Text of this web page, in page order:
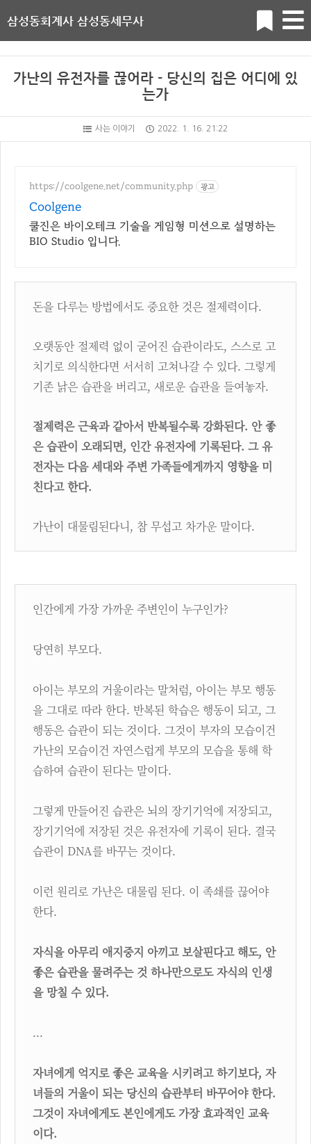
삼성동회계사 삼성동세무사
가난의 유전자를 끊어라 - 당신의 집은 어디에 있
는가
사는 이야기 2022. 1. 16. 21:22
https://coolgene.net/community.php 광고
Coolgene
쿨진은 바이오테크 기술을 게임형 미션으로 설명하는
BIO Studio 입니다.
돈을 다루는 방법에서도 중요한 것은 절제력이다.
오랫동안 절제력 없이 굳어진 습관이라도, 스스로 고
치기로 의식한다면 서서히 고쳐나갈 수 있다. 그렇게
기존 낡은 습관을 버리고, 새로운 습관을 들여놓자.
절제력은 근육과 같아서 반복될수록 강화된다. 안 좋
은 습관이 오래되면, 인간 유전자에 기록된다. 그 유
전자는 다음 세대와 주변 가족들에게까지 영향을 미
친다고 한다.
가난이 대물림된다니, 참 무섭고 차가운 말이다.
인간에게 가장 가까운 주변인이 누구인가?
당연히 부모다.
아이는 부모의 거울이라는 말처럼, 아이는 부모 행동
을 그대로 따라 한다. 반복된 학습은 행동이 되고, 그
행동은 습관이 되는 것이다. 그것이 부자의 모습이건
가난의 모습이건 자연스럽게 부모의 모습을 통해 학
습하여 습관이 된다는 말이다.
그렇게 만들어진 습관은 뇌의 장기기억에 저장되고,
장기기억에 저장된 것은 유전자에 기록이 된다. 결국
습관이 DNA를 바꾸는 것이다.
이런 원리로 가난은 대물림 된다. 이 족쇄를 끊어야
한다.
자식을 아무리 애지중지 아끼고 보살핀다고 해도, 안
좋은 습관을 물려주는 것 하나만으로도 자식의 인생
을 망칠 수 있다.
...
자녀에게 억지로 좋은 교육을 시키려고 하기보다, 자
녀들의 거울이 되는 당신의 습관부터 바꾸어야 한다.
그것이 자녀에게도 본인에게도 가장 효과적인 교육
이다.